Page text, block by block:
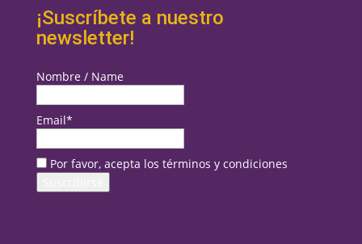
¡Suscríbete a nuestro
newsletter!
Nombre / Name
Email*
Por favor, acepta los términos y condiciones